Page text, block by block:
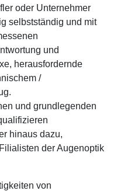
oder Unternehmer
selbstständig und mit
und
herausfordernde
/
und grundlegenden
hinaus dazu,
der Augenoptik
von